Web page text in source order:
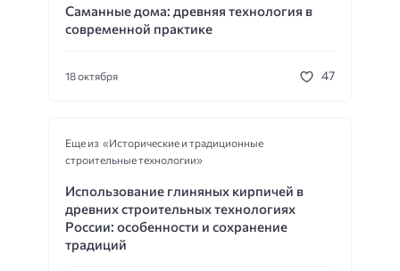
Саманные дома: древняя технология в
современной практике
18 октября 47
Еще из «Исторические и традиционные
строительные технологии»
Использование глиняных кирпичей в
древних строительных технологиях
России: особенности и сохранение
традиций